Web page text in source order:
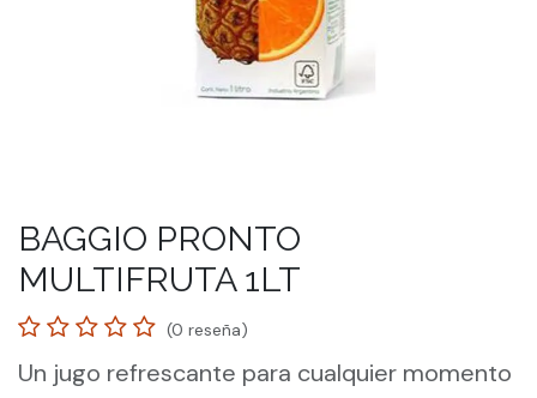
BAGGIO PRONTO
MULTIFRUTA 1LT
(0 reseña)
Un jugo refrescante para cualquier momento